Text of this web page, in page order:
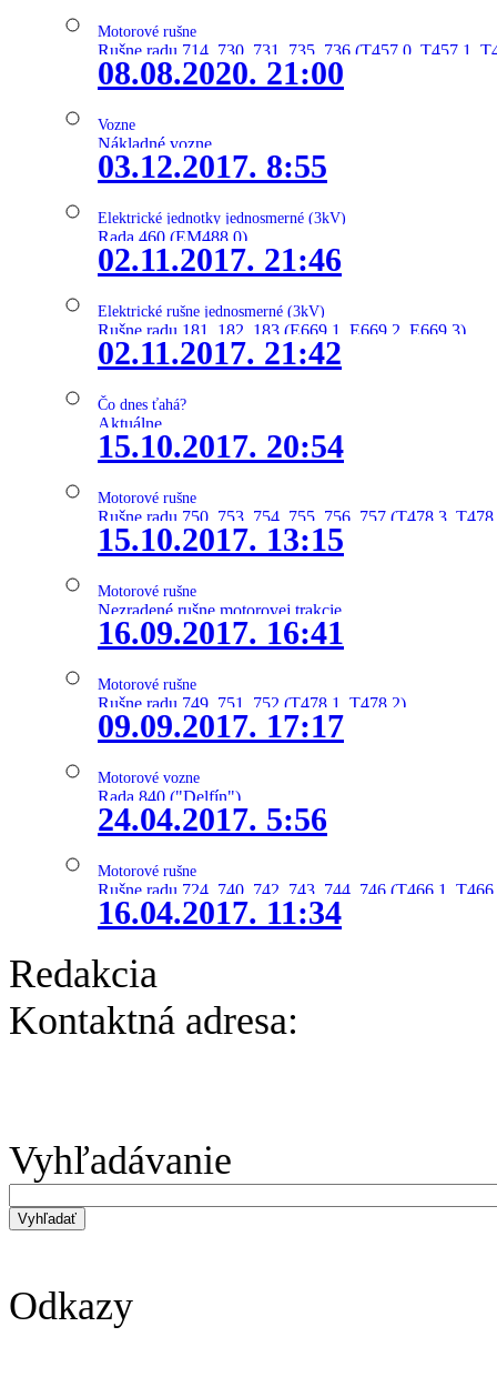
Motorové rušne
Rušne radu 714, 730, 731, 735, 736 (T457.0, T457.1,
08.08.2020. 21:00
Vozne
Nákladné vozne
03.12.2017. 8:55
Elektrické jednotky jednosmerné (3kV)
Rada 460 (EM488.0)
02.11.2017. 21:46
Elektrické rušne jednosmerné (3kV)
Rušne radu 181, 182, 183 (E669.1, E669.2, E669.3)
02.11.2017. 21:42
Čo dnes ťahá?
Aktuálne
15.10.2017. 20:54
Motorové rušne
Rušne radu 750, 753, 754, 755, 756, 757 (T478.3,
15.10.2017. 13:15
Motorové rušne
Nezradené rušne motorovej trakcie
16.09.2017. 16:41
Motorové rušne
Rušne radu 749, 751, 752 (T478.1, T478.2)
09.09.2017. 17:17
Motorové vozne
Rada 840 ("Delfín")
24.04.2017. 5:56
Motorové rušne
Rušne radu 724, 740, 742, 743, 744, 746 (T466.1,
16.04.2017. 11:34
Redakcia
Kontaktná adresa:
Vyhľadávanie
Odkazy